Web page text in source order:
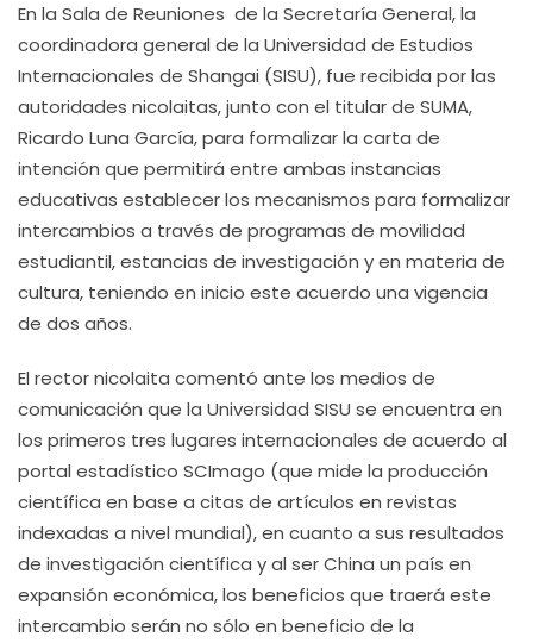
En la Sala de Reuniones de la Secretaría General, la
coordinadora general de la Universidad de Estudios
Internacionales de Shangai (SISU), fue recibida por las
autoridades nicolaitas, junto con el titular de SUMA,
Ricardo Luna García, para formalizar la carta de
intención que permitirá entre ambas instancias
educativas establecer los mecanismos para formalizar
intercambios a través de programas de movilidad
estudiantil, estancias de investigación y en materia de
cultura, teniendo en inicio este acuerdo una vigencia
de dos años.
El rector nicolaita comentó ante los medios de
comunicación que la Universidad SISU se encuentra en
los primeros tres lugares internacionales de acuerdo al
portal estadístico SCImago (que mide la producción
científica en base a citas de artículos en revistas
indexadas a nivel mundial), en cuanto a sus resultados
de investigación científica y al ser China un país en
expansión económica, los beneficios que traerá este
intercambio serán no sólo en beneficio de la